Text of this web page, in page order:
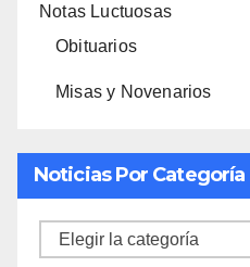
Notas Luctuosas
Obituarios
Misas y Novenarios
Noticias Por Categoría
Noticias